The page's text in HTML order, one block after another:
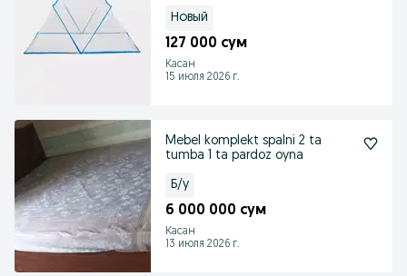
Новый
127 000 сум
Касан
15 июля 2026 г.
Mebel komplekt spalni 2 ta
tumba 1 ta pardoz oyna
Б/у
6 000 000 сум
Касан
13 июля 2026 г.